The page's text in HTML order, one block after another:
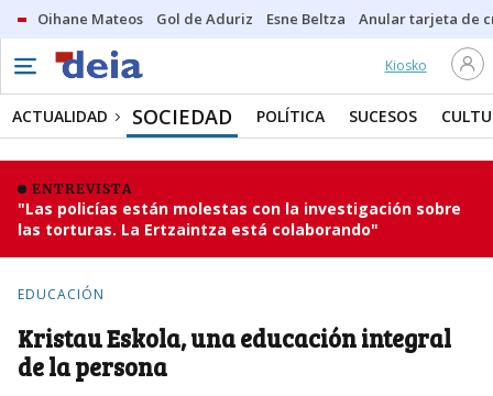
Oihane Mateos Gol de Aduriz Esne Beltza Anular tarjeta de
Kiosko
ACTUALIDAD SOCIEDAD POLÍTICA SUCESOS
ENTREVISTA
"Las policías están molestas con la investigación sobre
las torturas. La Ertzaintza está colaborando"
EDUCACIÓN
Kristau Eskola, una educación integral
de la persona